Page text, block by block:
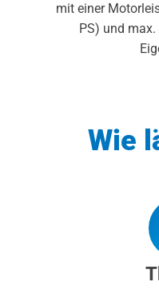
mit einer
PS) und
Wie